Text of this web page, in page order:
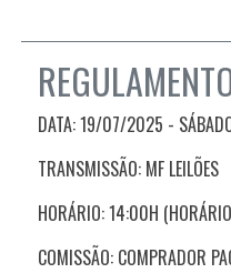
DATA: 19/07/2025 -
TRANSMISSÃO: MF LEILÕES
HORÁRIO: 14:00H
COMISSÃO: COMPRADOR